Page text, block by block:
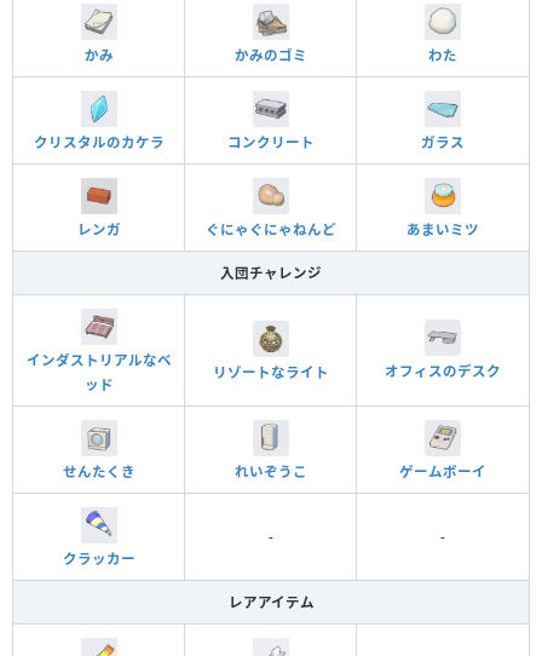
かみ かみのゴミ わた
クリスタルのカケラ コンクリート ガラス
レンガ ぐにゃぐにゃねんど あまいミツ
入団チャレンジ
インダストリアルなベ
ッド
リゾートなライト オフィスのデスク
せんたくき れいぞうこ ゲームボーイ
クラッカー
- -
レアアイテム